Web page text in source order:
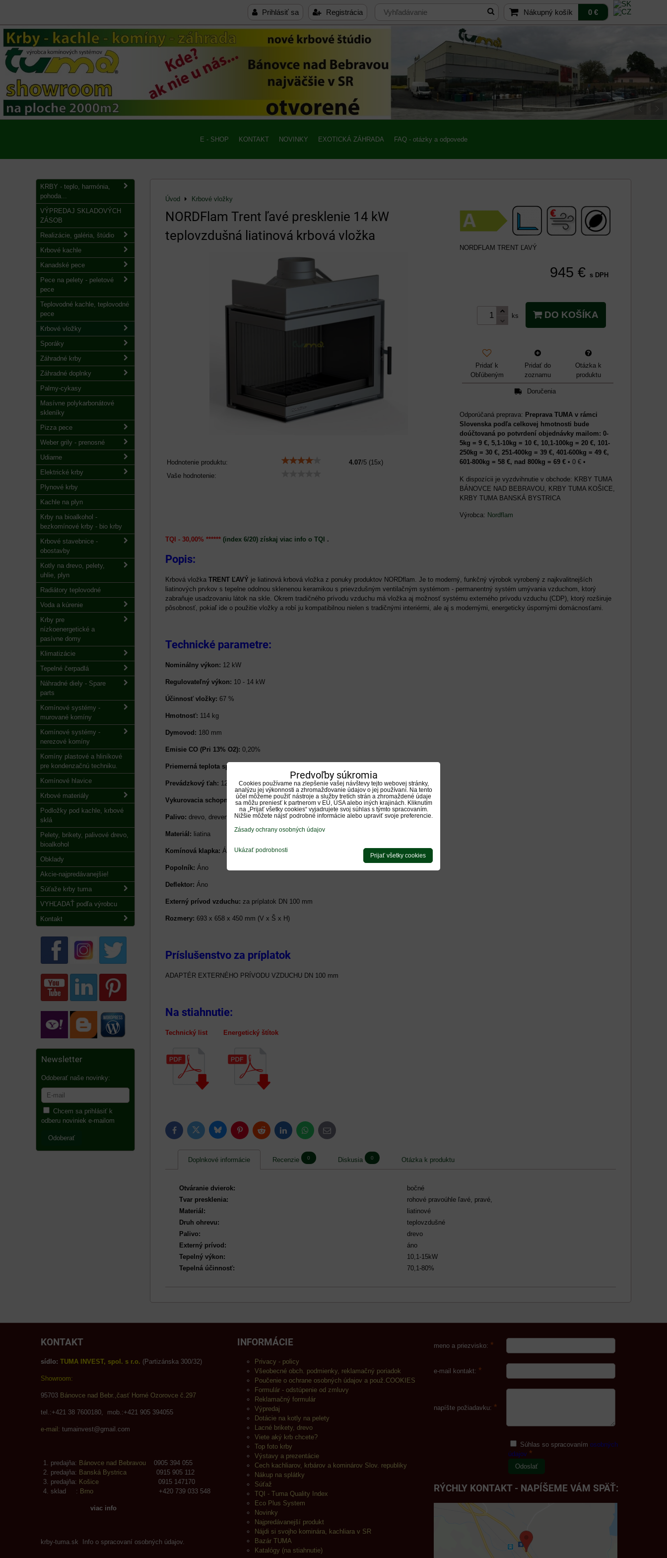
Prihlásiť sa Registrácia Nákupný košík 0 €
E - SHOP KONTAKT NOVINKY EXOTICKÁ ZÁHRADA FAQ - otázky a odpovede
Úvod Krbové vložky
NORDFlam Trent ľavé presklenie 14 kW
teplovzdušná liatinová krbová vložka
Hodnotenie produktu: 4.07/5 (15x)
Vaše hodnotenie:
NORDFLAM TRENT ĽAVÝ
945 € s DPH
ks DO KOŠÍKA
Pridať k
Obľúbeným
Pridať do
zoznamu
Otázka k
produktu
Doručenia
Preprava TUMA v rámci
Slovenska podľa celkovej hmotnosti bude
doúčtovaná po potvrdení objednávky mailom: 0-
5kg = 9 €, 5,1-10kg = 10 €, 10,1-100kg = 20 €, 101-
250kg = 30 €, 251-400kg = 39 €, 401-600kg = 49 €,
601-800kg = 58 €, nad 800kg = 69 € • 0 € •
KRBY TUMA
BÁNOVCE NAD BEBRAVOU, KRBY TUMA KOŠICE,
KRBY TUMA BANSKÁ BYSTRICA
Výrobca: Nordflam
TQI - 30,00% ****** (index 6/20) získaj viac info o TQI .
Popis:
Krbová vložka TRENT ĽAVÝ je liatinová krbová vložka z ponuky produktov NORDflam. Je to moderný, funkčný výrobok vyrobený z najkvalitnejších
liatinových prvkov s tepelne odolnou sklenenou keramikou s prievzdušným ventilačným systémom - permanentný systém umývania vzduchom, ktorý
zabraňuje usadzovaniu látok na skle. Okrem tradičného prívodu vzduchu má vložka aj možnosť systému externého prívodu vzduchu (CDP), ktorý rozširuje
pôsobnosť, pokiaľ ide o použitie vložky a robí ju kompatibilnou nielen s tradičnými interiérmi, ale aj s modernými, energeticky úspornými domácnosťami.
Technické parametre:
Nominálny výkon: 12 kW
Regulovateľný výkon: 10 - 14 kW
Účinnosť vložky: 67 %
Hmotnosť: 114 kg
Dymovod: 180 mm
Emisie CO (Pri 13% O2): 0,20%
Priemerná teplota spalín:
Prevádzkový ťah: 12 - 14 Pa
Vykurovacia schopnosť:do 140m2
Palivo: drevo, drevené brikety
Materiál: liatina
Komínová klapka: Áno
Popolník: Áno
Deflektor: Áno
Externý prívod vzduchu: za príplatok DN 100 mm
Rozmery: 693 x 658 x 450 mm (V x Š x H)
Príslušenstvo za príplatok
ADAPTÉR EXTERNÉHO PRÍVODU VZDUCHU DN 100 mm
Na stiahnutie:
Technický list Energetický štítok
FacebookTwitter BlueskyPinterestReddit LinkedInWhatsApp
E-
mail
Doplnkové informácie Recenzie 0 Diskusia 0 Otázka k produktu
Otváranie dvierok:
bočné
Tvar presklenia:
rohové pravoúhle ľavé, pravé,
Materiál:
liatinové
Druh ohrevu:
teplovzdušné
Palivo:
drevo
Externý prívod:
áno
Tepelný výkon:
10,1-15kW
Tepelná účinnosť:
70,1-80%
KRBY - teplo, harmónia,
pohoda...
VÝPREDAJ SKLADOVÝCH
ZÁSOB
Realizácie, galéria, štúdio
Krbové kachle
Kanadské pece
Pece na pelety - peletové
pece
Teplovodné kachle, teplovodné
pece
Krbové vložky
Sporáky
Záhradné krby
Záhradné doplnky
Palmy-cykasy
Masívne polykarbonátové
skleníky
Pizza pece
Weber grily - prenosné
Udiarne
Elektrické krby
Plynové krby
Kachle na plyn
Krby na bioalkohol -
bezkomínové krby - bio krby
Krbové stavebnice -
obostavby
Kotly na drevo, pelety,
uhlie, plyn
Radiátory teplovodné
Voda a kúrenie
Krby pre
nízkoenergetické a
pasívne domy
Klimatizácie
Tepelné čerpadlá
Náhradné diely - Spare
parts
Komínové systémy -
murované komíny
Komínové systémy -
nerezové komíny
Komíny plastové a hliníkové
pre kondenzačnú techniku.
Komínové hlavice
Krbové materiály
Podložky pod kachle, krbové
sklá
Pelety, brikety, palivové drevo,
bioalkohol
Obklady
Akcie-najpredávanejšie!
Súťaže krby tuma
VYHĽADAŤ podľa výrobcu
Kontakt
Newsletter
Odoberať naše novinky:
Chcem sa prihlásiť k
odberu noviniek e-mailom
Odoberať
KONTAKT
sídlo: TUMA INVEST, spol. s r.o. (Partizánska 300/32)
Showroom:
95703 Bánovce nad Bebr.,časť Horné Ozorovce č.297
tel.:+421 38 7600180, mob.:+421 905 394055
e-mail: tumainvest@gmail.com
predajňa: Bánovce nad Bebravou 0905 394 055
predajňa: Banská Bystrica 0915 905 112
predajňa: Košice 0915 147170
sklad : Brno +420 739 033 548
viac info
krby-tuma.sk Info o spracovaní osobných údajov.
INFORMÁCIE
Privacy - policy
Všeobecné obch. podmienky, reklamačný poriadok
Poučenie o ochrane osobných údajov a použ.COOKIES
Formulár - odstúpenie od zmluvy
Reklamačný formulár
Výpredaj
Dotácie na kotly na pelety
Lacné brikety, drevo
Viete aký krb chcete?
Top foto krby
Výstavy a prezentácie
Cech kachliarov, krbárov a kominárov Slov. republiky
Nákup na splátky
Súťaž
TQI - Tuma Quality Index
Eco Plus System
Novinky
Najpredávanejší produkt
Nájdi si svojho kominára, kachliara v SR
Bazár TUMA
Katalógy (na stiahnutie)
meno a priezvisko: *
e-mail kontakt: *
napíšte požiadavku: *
Súhlas so spracovanímosobných
údajov *
Odoslať
RÝCHLY KONTAKT - NAPÍŠEME VÁM SPÄŤ:
Predvoľby súkromia
Cookies používame na zlepšenie vašej návštevy tejto webovej stránky,
analýzu jej výkonnosti a zhromažďovanie údajov o jej používaní. Na tento
účel môžeme použiť nástroje a služby tretích strán a zhromaždené údaje
sa môžu preniesť k partnerom v EÚ, USA alebo iných krajinách. Kliknutím
na „Prijať všetky cookies“ vyjadrujete svoj súhlas s týmto spracovaním.
Nižšie môžete nájsť podrobné informácie alebo upraviť svoje preferencie.
Zásady ochrany osobných údajov
Ukázať podrobnosti
Prijať všetky cookies